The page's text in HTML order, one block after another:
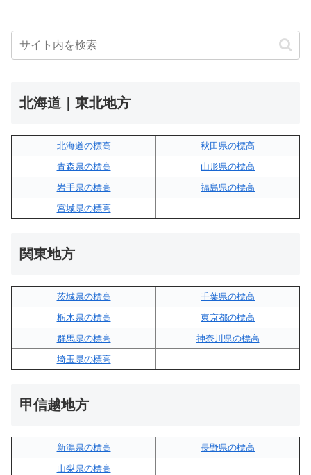
北海道｜東北地方
北海道の標高
秋田県の標高
青森県の標高
山形県の標高
岩手県の標高
福島県の標高
宮城県の標高
–
関東地方
茨城県の標高
千葉県の標高
栃木県の標高
東京都の標高
群馬県の標高
神奈川県の標高
埼玉県の標高
–
甲信越地方
新潟県の標高
長野県の標高
山梨県の標高
–